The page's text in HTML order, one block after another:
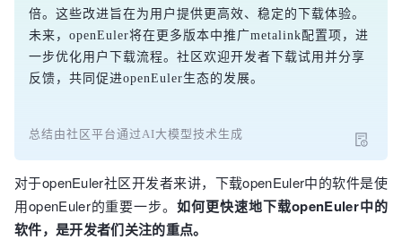
倍。这些改进旨在为用户提供更高效、稳定的下载体验。
未来，openEuler将在更多版本中推广metalink配置项，进
一步优化用户下载流程。社区欢迎开发者下载试用并分享
反馈，共同促进openEuler生态的发展。
总结由社区平台通过AI大模型技术生成
对于openEuler社区开发者来讲，下载openEuler中的软件是使
用openEuler的重要一步。如何更快速地下载openEuler中的
软件，是开发者们关注的重点。